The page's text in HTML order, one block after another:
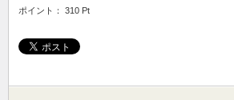
ポイント： 310 Pt